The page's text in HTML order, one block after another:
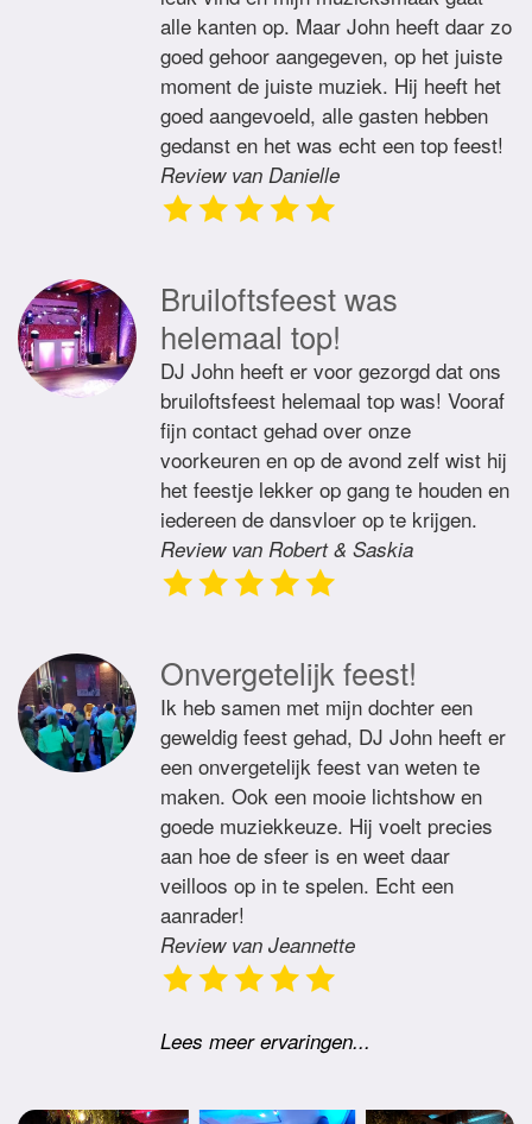
alle kanten op. Maar John heeft daar zo
goed gehoor aangegeven, op het juiste
moment de juiste muziek. Hij heeft het
goed aangevoeld, alle gasten hebben
gedanst en het was echt een top feest!
Review van Danielle
Bruiloftsfeest was
helemaal top!
DJ John heeft er voor gezorgd dat ons
bruiloftsfeest helemaal top was! Vooraf
fijn contact gehad over onze
voorkeuren en op de avond zelf wist hij
het feestje lekker op gang te houden en
iedereen de dansvloer op te krijgen.
Review van Robert & Saskia
Onvergetelijk feest!
Ik heb samen met mijn dochter een
geweldig feest gehad, DJ John heeft er
een onvergetelijk feest van weten te
maken. Ook een mooie lichtshow en
goede muziekkeuze. Hij voelt precies
aan hoe de sfeer is en weet daar
veilloos op in te spelen. Echt een
aanrader!
Review van Jeannette
Lees meer ervaringen...